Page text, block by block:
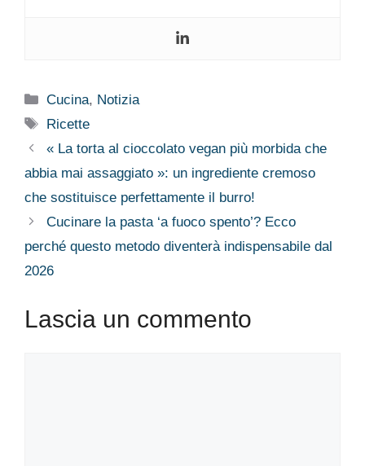
Categorie
Cucina, Notizia
Tag
Ricette
« La torta al cioccolato vegan più morbida che
abbia mai assaggiato »: un ingrediente cremoso
che sostituisce perfettamente il burro!
Cucinare la pasta ‘a fuoco spento’? Ecco
perché questo metodo diventerà indispensabile dal
2026
Lascia un commento